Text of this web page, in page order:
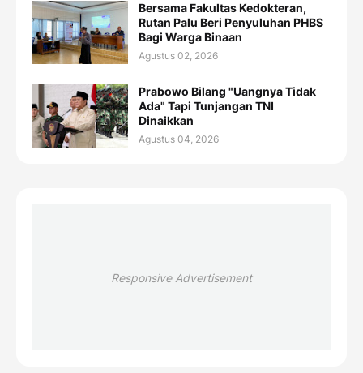
Bersama Fakultas Kedokteran,
Rutan Palu Beri Penyuluhan PHBS
Bagi Warga Binaan
Agustus 02, 2026
Prabowo Bilang "Uangnya Tidak
Ada" Tapi Tunjangan TNI
Dinaikkan
Agustus 04, 2026
Responsive Advertisement